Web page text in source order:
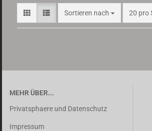
Sortieren nach
Sortieren nach 20 pro
pro
MEHR ÜBER...
Privatsphaere und Datenschutz
Impressum